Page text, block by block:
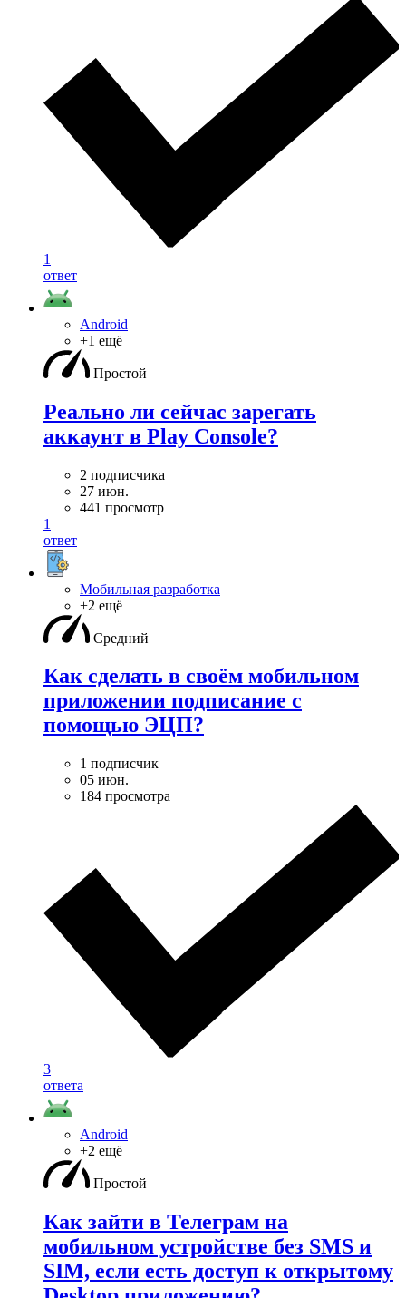
1
ответ
Android
+1 ещё
Простой
Реально ли сейчас зарегать
аккаунт в Play Console?
2 подписчика
27 июн.
441 просмотр
1
ответ
Мобильная разработка
+2 ещё
Средний
Как сделать в своём мобильном
приложении подписание с
помощью ЭЦП?
1 подписчик
05 июн.
184 просмотра
3
ответа
Android
+2 ещё
Простой
Как зайти в Телеграм на
мобильном устройстве без SMS и
SIM, если есть доступ к открытому